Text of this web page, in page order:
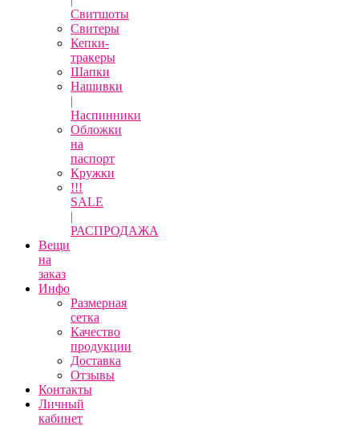
Свитшоты
Свитеры
Кепки-
тракеры
Шапки
Нашивки
|
Наспинники
Обложки
на
паспорт
Кружки
!!!
SALE
|
РАСПРОДАЖА
Вещи
на
заказ
Инфо
Размерная
сетка
Качество
продукции
Доставка
Отзывы
Контакты
Личный
кабинет